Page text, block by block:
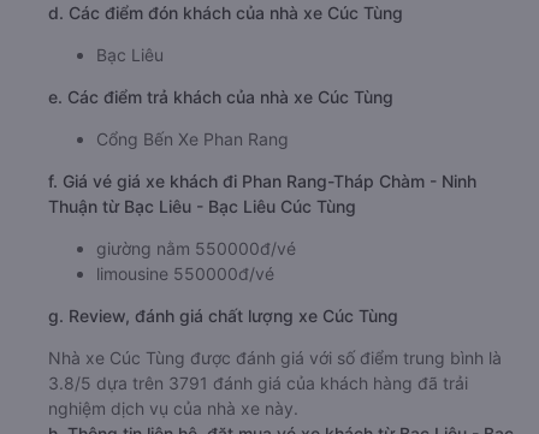
d. Các điểm đón khách của nhà xe Cúc Tùng
Bạc Liêu
e. Các điểm trả khách của nhà xe Cúc Tùng
Cổng Bến Xe Phan Rang
f. Giá vé giá xe khách đi Phan Rang-Tháp Chàm - Ninh
Thuận từ Bạc Liêu - Bạc Liêu Cúc Tùng
giường nằm 550000đ/vé
limousine 550000đ/vé
g. Review, đánh giá chất lượng xe Cúc Tùng
Nhà xe Cúc Tùng được đánh giá với số điểm trung bình là
3.8/5 dựa trên 3791 đánh giá của khách hàng đã trải
nghiệm dịch vụ của nhà xe này.